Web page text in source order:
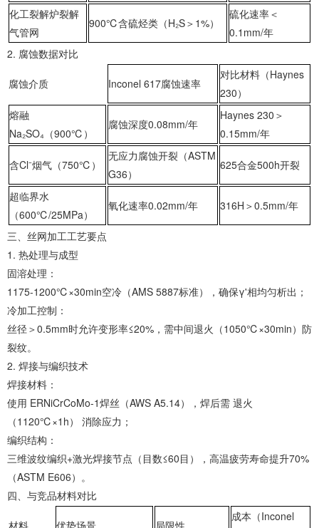
‌化工裂解炉裂解
气管网‌
900℃含硫烃类（H₂S＞1%）
硫化速率＜
0.1mm/年
2. ‌腐蚀数据对比‌
腐蚀介质 Inconel 617腐蚀速率
对比材料（Haynes
230）
‌熔融
Na₂SO₄（900℃）‌
腐蚀深度0.08mm/年
Haynes 230＞
0.15mm/年
‌含Cl⁻烟气（750℃）‌
无应力腐蚀开裂（ASTM
G36）
625合金500h开裂
‌超临界水
（600℃/25MPa）‌
氧化速率0.02mm/年 316H＞0.5mm/年
‌三、丝网加工工艺要点‌
1. ‌热处理与成型‌
‌固溶处理‌：
‌1175-1200℃×30min空冷‌（AMS 5887标准），确保γ'相均匀析出；
‌冷加工控制‌：
丝径＞0.5mm时允许变形率≤20%，需中间退火（1050℃×30min）防
裂纹。
2. ‌焊接与编织技术‌
‌焊接材料‌：
使用 ‌ERNiCrCoMo-1焊丝‌（AWS A5.14），焊后需 ‌退火
（1120℃×1h）‌ 消除应力；
‌编织结构‌：
‌三维波纹编织+激光焊接节点‌（目数≤60目），高温疲劳寿命提升70%
（ASTM E606）。
‌四、与竞品材料对比‌
材料
成本（Inconel